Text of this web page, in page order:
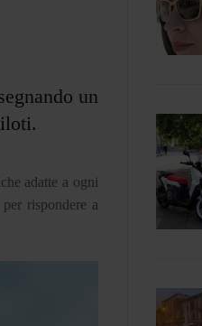
un
adatte a ogni
rispondere a